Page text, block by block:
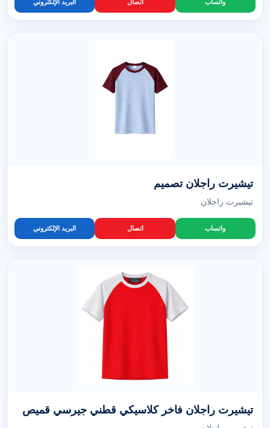
واتساب اتصال البريد الإلكتروني
تيشيرت راجلان تصميم
تيشيرت راجلان
واتساب اتصال البريد الإلكتروني
تيشيرت راجلان فاخر كلاسيكي قطني جيرسي قميص